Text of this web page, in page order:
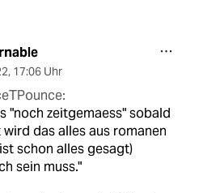
, 17:06 Uhr
"noch zeitgemaess" sobald
das alles aus romanen
schon alles gesagt)
sein muss."